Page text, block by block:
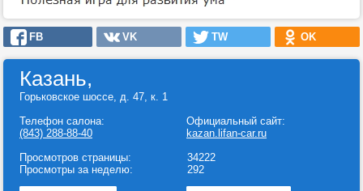
FB VK TW OK
Казань,
Горьковское шоссе, д. 47, к. 1
Телефон салона:
(843) 288-88-40
Официальный сайт:
kazan.lifan-car.ru
Просмотров страницы:
Просмотры за неделю:
34222
292